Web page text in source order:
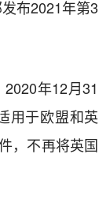
布2021年第3
2020年12月31
用于欧盟和英
，不再将英国